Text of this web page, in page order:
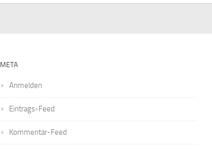
META
Anmelden
Eintrags-Feed
Kommentar-Feed